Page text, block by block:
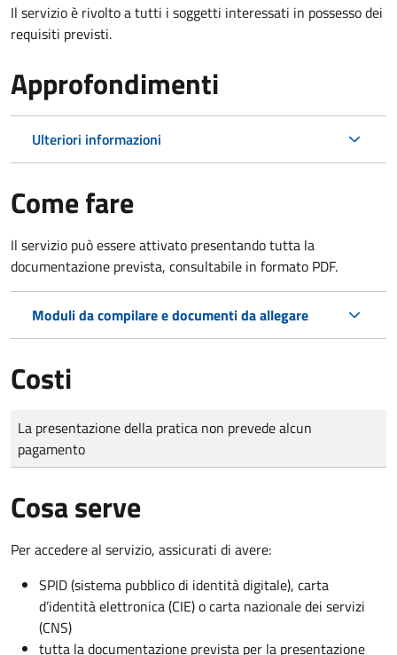
Il servizio è rivolto a tutti i soggetti interessati in possesso dei
requisiti previsti.
Approfondimenti
Ulteriori informazioni
Come fare
Il servizio può essere attivato presentando tutta la
documentazione prevista, consultabile in formato PDF.
Moduli da compilare e documenti da allegare
Costi
Tipo di pagamento
Importo
La presentazione della pratica non prevede alcun
pagamento
Cosa serve
Per accedere al servizio, assicurati di avere:
SPID (sistema pubblico di identità digitale), carta
d’identità elettronica (CIE) o carta nazionale dei servizi
(CNS)
tutta la documentazione prevista per la presentazione